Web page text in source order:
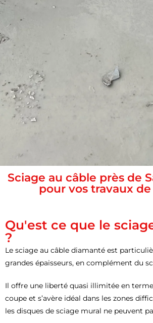
Sciage au câble près de
pour vos travaux
Qu'est ce que le
?
Le sciage au câble diamanté est
grandes épaisseurs, en complément du
Il offre une liberté quasi illimitée en
coupe et s’avère idéal dans les zones
les disques de sciage mural ne peuvent